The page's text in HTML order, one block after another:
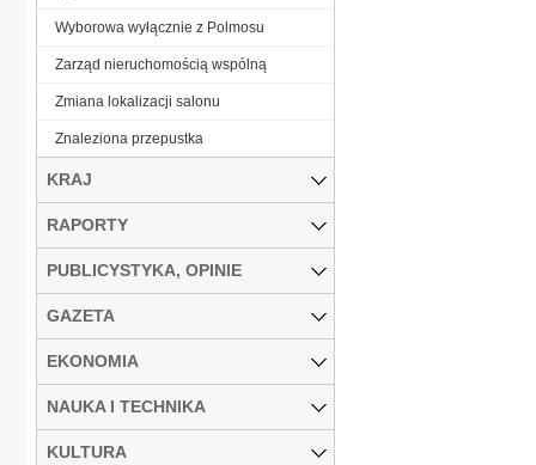
Wyborowa wyłącznie z Polmosu
Zarząd nieruchomością wspólną
Zmiana lokalizacji salonu
Znaleziona przepustka
KRAJ
RAPORTY
PUBLICYSTYKA, OPINIE
GAZETA
EKONOMIA
NAUKA I TECHNIKA
KULTURA